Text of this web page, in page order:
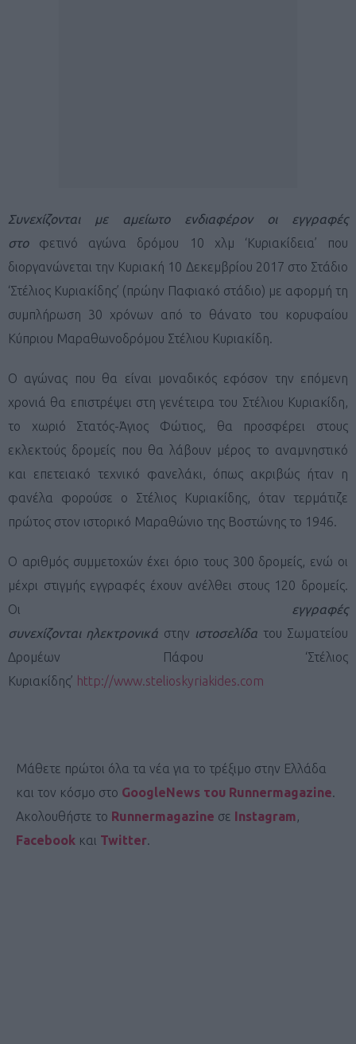
Συνεχίζονται με αμείωτο ενδιαφέρον οι εγγραφές
στο φετινό αγώνα δρόμου 10 χλμ ‘Κυριακίδεια’ που
διοργανώνεται την Κυριακή 10 Δεκεμβρίου 2017 στο Στάδιο
‘Στέλιος Κυριακίδης’ (πρώην Παφιακό στάδιο) με αφορμή τη
συμπλήρωση 30 χρόνων από το θάνατο του κορυφαίου
Κύπριου Μαραθωνοδρόμου Στέλιου Κυριακίδη.
Ο αγώνας που θα είναι μοναδικός εφόσον την επόμενη
χρονιά θα επιστρέψει στη γενέτειρα του Στέλιου Κυριακίδη,
το χωριό Στατός-Άγιος Φώτιος, θα προσφέρει στους
εκλεκτούς δρομείς που θα λάβουν μέρος το αναμνηστικό
και επετειακό τεχνικό φανελάκι, όπως ακριβώς ήταν η
φανέλα φορούσε ο Στέλιος Κυριακίδης, όταν τερμάτιζε
πρώτος στον ιστορικό Μαραθώνιο της Βοστώνης το 1946.
Ο αριθμός συμμετοχών έχει όριο τους 300 δρομείς, ενώ οι
μέχρι στιγμής εγγραφές έχουν ανέλθει στους 120 δρομείς.
Οι
εγγραφές
συνεχίζονται ηλεκτρονικά στην ιστοσελίδα του Σωματείου
Δρομέων Πάφου ‘Στέλιος
Κυριακίδης’ http://www.stelioskyriakides.com
Μάθετε πρώτοι όλα τα νέα για το τρέξιμο στην Ελλάδα
και τον κόσμο στο GoogleNews του Runnermagazine.
Ακολουθήστε το Runnermagazine σε Instagram,
Facebook και Twitter.